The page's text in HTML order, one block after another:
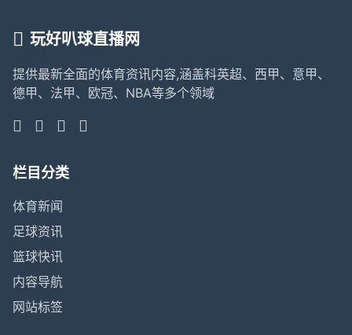
玩好叭球直播网
提供最新全面的体育资讯内容,涵盖科英超、西甲、意甲、
德甲、法甲、欧冠、NBA等多个领域
栏目分类
体育新闻
足球资讯
篮球快讯
内容导航
网站标签